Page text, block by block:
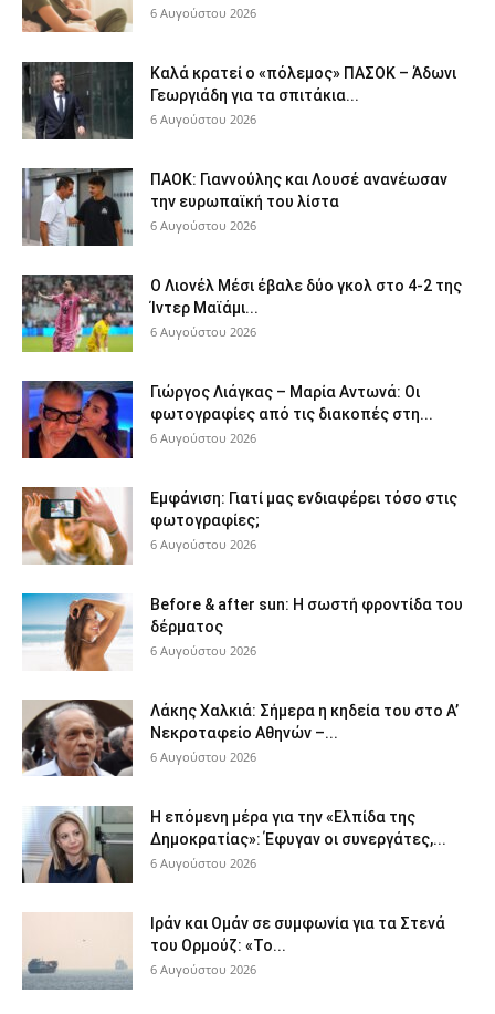
6 Αυγούστου 2026
Καλά κρατεί ο «πόλεμος» ΠΑΣΟΚ – Άδωνι
Γεωργιάδη για τα σπιτάκια...
6 Αυγούστου 2026
ΠΑΟΚ: Γιαννούλης και Λουσέ ανανέωσαν
την ευρωπαϊκή του λίστα
6 Αυγούστου 2026
Ο Λιονέλ Μέσι έβαλε δύο γκολ στο 4-2 της
Ίντερ Μαϊάμι...
6 Αυγούστου 2026
Γιώργος Λιάγκας – Μαρία Αντωνά: Οι
φωτογραφίες από τις διακοπές στη...
6 Αυγούστου 2026
Εμφάνιση: Γιατί μας ενδιαφέρει τόσο στις
φωτογραφίες;
6 Αυγούστου 2026
Before & after sun: Η σωστή φροντίδα του
δέρματος
6 Αυγούστου 2026
Λάκης Χαλκιά: Σήμερα η κηδεία του στο Α’
Νεκροταφείο Αθηνών –...
6 Αυγούστου 2026
Η επόμενη μέρα για την «Ελπίδα της
Δημοκρατίας»: Έφυγαν οι συνεργάτες,...
6 Αυγούστου 2026
Ιράν και Ομάν σε συμφωνία για τα Στενά
του Ορμούζ: «Το...
6 Αυγούστου 2026